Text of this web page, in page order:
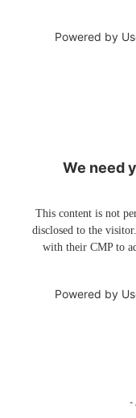
Powered by
We need
This content is not
disclosed to the
with their CMP to
Powered by
-